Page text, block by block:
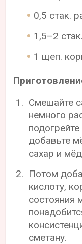
0,5 стак.
1,5–2
1 щеп.
Смешайте
немного
добавьте
сахар и
Потом
кислоту,
состояния
сметану.